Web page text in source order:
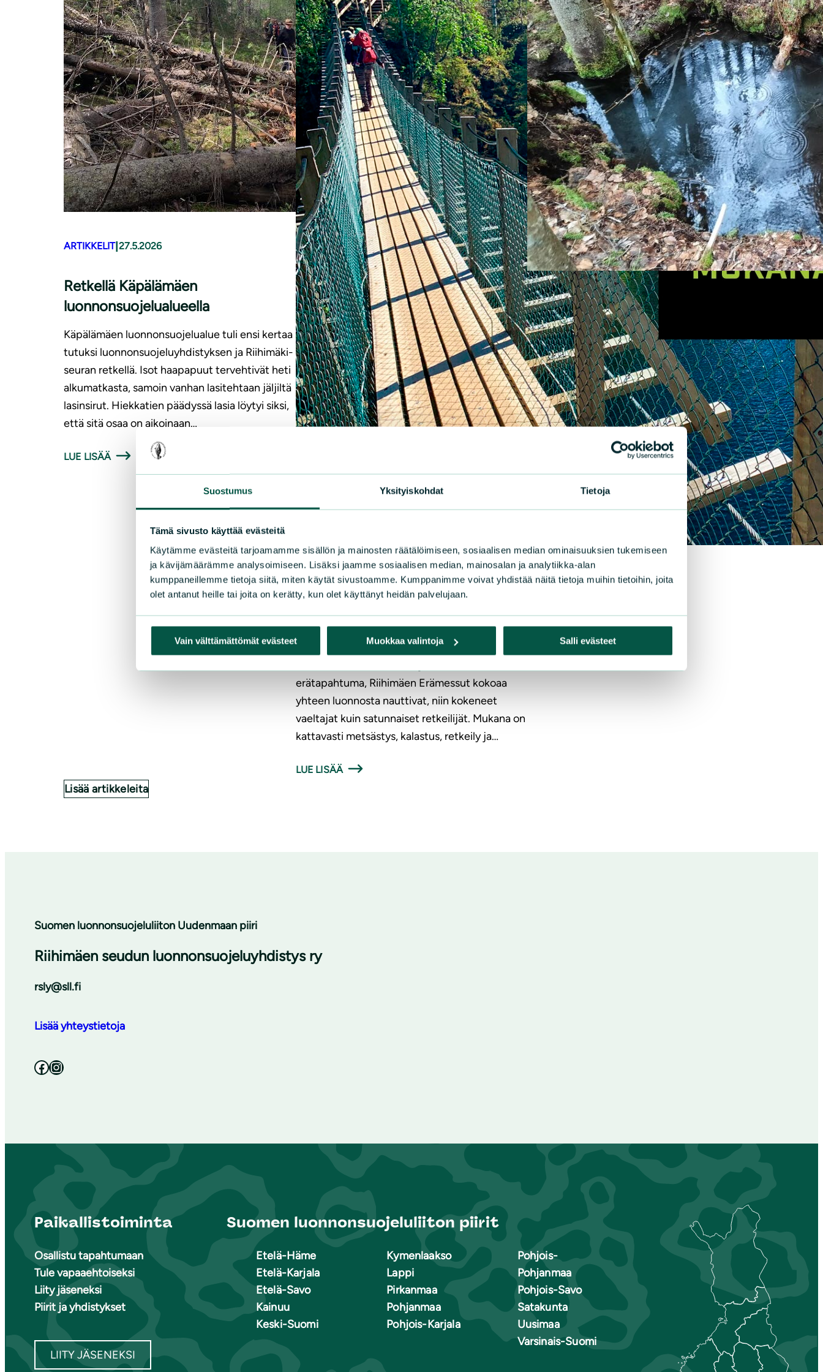
Suostumus Yksityiskohdat Tietoja
Tämä sivusto käyttää evästeitä
Käytämme evästeitä tarjoamamme sisällön ja mainosten räätälöimiseen, sosiaalisen median ominaisuuksien tukemiseen
ja kävijämäärämme analysoimiseen. Lisäksi jaamme sosiaalisen median, mainosalan ja analytiikka-alan
kumppaneillemme tietoja siitä, miten käytät sivustoamme. Kumppanimme voivat yhdistää näitä tietoja muihin tietoihin, joita
olet antanut heille tai joita on kerätty, kun olet käyttänyt heidän palvelujaan.
Vain välttämättömät evästeet Muokkaa valintoja Salli evästeet
ARTIKKELIT| 27.5.2026
Retkellä Käpälämäen
luonnonsuojelualueella
Käpälämäen luonnonsuojelualue tuli ensi kertaa
tutuksi luonnonsuojeluyhdistyksen ja Riihimäki-
seuran retkellä. Isot haapapuut tervehtivät heti
alkumatkasta, samoin vanhan lasitehtaan jäljiltä
lasinsirut. Hiekkatien päädyssä lasia löytyi siksi,
että sitä osaa on aikoinaan…
LUE LISÄÄ
ARTIKKELIT|17.5.2026
Yhdistys on mukana erämessuilla!
Olemme mukana Riihimäen Erämessuilla 5. –
erätapahtuma, Riihimäen Erämessut kokoaa
yhteen luonnosta nauttivat, niin kokeneet
vaeltajat kuin satunnaiset retkeilijät. Mukana on
kattavasti metsästys, kalastus, retkeily ja…
LUE LISÄÄ
ARTIKKELIT|26.2.2026
Vuosikokous ja lähdeluontoilta
24.3.2026
Tervetuloa luonnonsuojeluyhdistyksen
lähdeluontoiltaan ja vuosikokoukseen, joka
pidetään tiistaina24.3. 2026 Riihimäellä Antonin
talolla, Öllerinkatu 3 kello 18-20. Kahvitarjoilu.
Illan aluksi Riihimäen Haapahuhdan lähteikön
kasvillisuutta tutkinut Johanna Viitanen
kertoilee sanoin ja kuvin…
Lisää artikkeleita
Suomen luonnonsuojeluliiton Uudenmaan piiri
Riihimäen seudun luonnonsuojeluyhdistys ry
rsly@sll.fi
Lisää yhteystietoja
Facebook Instagram
Paikallistoiminta
Osallistu tapahtumaan
Tule vapaaehtoiseksi
Liity jäseneksi
Piirit ja yhdistykset
LIITY JÄSENEKSI
Suomen luonnonsuojeluliiton piirit
Etelä-Häme
Etelä-Karjala
Etelä-Savo
Kainuu
Keski-Suomi
Kymenlaakso
Lappi
Pirkanmaa
Pohjanmaa
Pohjois-Karjala
Pohjois-
Pohjanmaa
Pohjois-Savo
Satakunta
Uusimaa
Varsinais-Suomi